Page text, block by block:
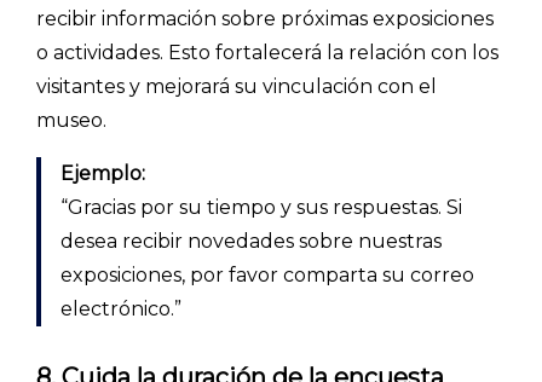
recibir información sobre próximas exposiciones
o actividades. Esto fortalecerá la relación con los
visitantes y mejorará su vinculación con el
museo.
Ejemplo:
“Gracias por su tiempo y sus respuestas. Si
desea recibir novedades sobre nuestras
exposiciones, por favor comparta su correo
electrónico.”